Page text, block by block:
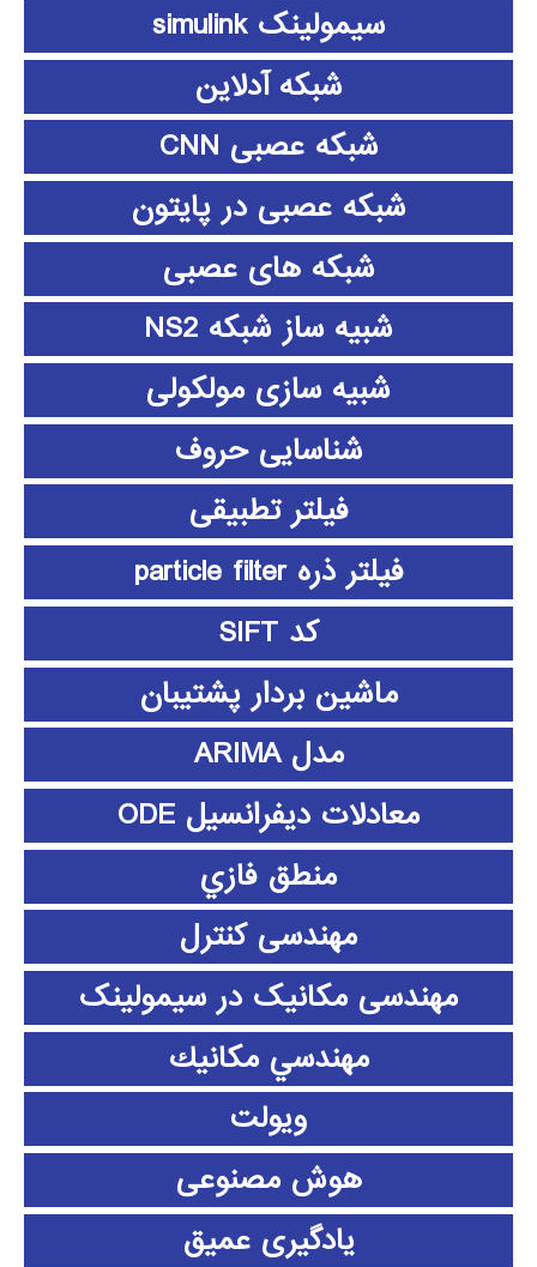
سیمولینک simulink
شبکه آدلاین
شبکه عصبی CNN
شبکه عصبی در پایتون
شبکه های عصبی
شبیه ساز شبکه NS2
شبیه سازی مولکولی
شناسایی حروف
فیلتر تطبیقی
فیلتر ذره particle filter
کد SIFT
ماشین بردار پشتیبان
مدل ARIMA
معادلات دیفرانسیل ODE
منطق فازي
مهندسی کنترل
مهندسی مکانیک در سیمولینک
مهندسي مكانيك
ویولت
هوش مصنوعی
یادگیری عمیق